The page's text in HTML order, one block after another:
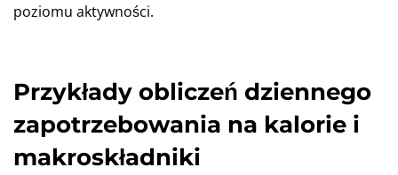
poziomu aktywności.
Przykłady obliczeń dziennego
zapotrzebowania na kalorie i
makroskładniki